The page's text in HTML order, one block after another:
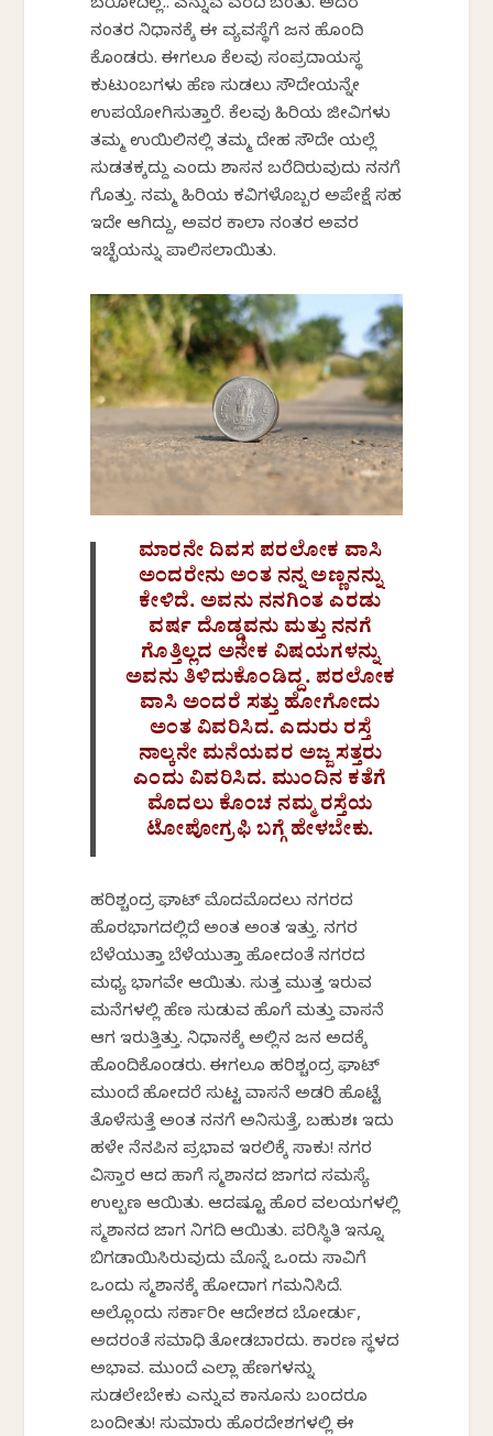
ಬರೋದಿಲ್ಲ.. ಎನ್ನುವ ವರದಿ ಬಂತು. ಅದರ
ನಂತರ ನಿಧಾನಕ್ಕೆ ಈ ವ್ಯವಸ್ಥೆಗೆ ಜನ ಹೊಂದಿ
ಕೊಂಡರು. ಈಗಲೂ ಕೆಲವು ಸಂಪ್ರದಾಯಸ್ಥ
ಕುಟುಂಬಗಳು ಹೆಣ ಸುಡಲು ಸೌದೇಯನ್ನೇ
ಉಪಯೋಗಿಸುತ್ತಾರೆ. ಕೆಲವು ಹಿರಿಯ ಜೀವಿಗಳು
ತಮ್ಮ ಉಯಿಲಿನಲ್ಲಿ ತಮ್ಮ ದೇಹ ಸೌದೇ ಯಲ್ಲೆ
ಸುಡತಕ್ಕದ್ದು ಎಂದು ಶಾಸನ ಬರೆದಿರುವುದು ನನಗೆ
ಗೊತ್ತು. ನಮ್ಮ ಹಿರಿಯ ಕವಿಗಳೊಬ್ಬರ ಅಪೇಕ್ಷೆ ಸಹ
ಇದೇ ಆಗಿದ್ದು, ಅವರ ಕಾಲಾ ನಂತರ ಅವರ
ಇಚ್ಛೆಯನ್ನು ಪಾಲಿಸಲಾಯಿತು.
ಮಾರನೇ ದಿವಸ ಪರಲೋಕ ವಾಸಿ
ಅಂದರೇನು ಅಂತ ನನ್ನ ಅಣ್ಣನನ್ನು
ಕೇಳಿದೆ. ಅವನು ನನಗಿಂತ ಎರಡು
ವರ್ಷ ದೊಡ್ಡವನು ಮತ್ತು ನನಗೆ
ಗೊತ್ತಿಲ್ಲದ ಅನೇಕ ವಿಷಯಗಳನ್ನು
ಅವನು ತಿಳಿದುಕೊಂಡಿದ್ದ. ಪರಲೋಕ
ವಾಸಿ ಅಂದರೆ ಸತ್ತು ಹೋಗೋದು
ಅಂತ ವಿವರಿಸಿದ. ಎದುರು ರಸ್ತೆ
ನಾಲ್ಕನೇ ಮನೆಯವರ ಅಜ್ಜ ಸತ್ತರು
ಎಂದು ವಿವರಿಸಿದ. ಮುಂದಿನ ಕತೆಗೆ
ಮೊದಲು ಕೊಂಚ ನಮ್ಮ ರಸ್ತೆಯ
ಟೋಪೋಗ್ರಫಿ ಬಗ್ಗೆ ಹೇಳಬೇಕು.
ಹರಿಶ್ಚಂದ್ರ ಘಾಟ್ ಮೊದಮೊದಲು ನಗರದ
ಹೊರಭಾಗದಲ್ಲಿದೆ ಅಂತ ಅಂತ ಇತ್ತು. ನಗರ
ಬೆಳೆಯುತ್ತಾ ಬೆಳೆಯುತ್ತಾ ಹೋದಂತೆ ನಗರದ
ಮಧ್ಯ ಭಾಗವೇ ಆಯಿತು. ಸುತ್ತ ಮುತ್ತ ಇರುವ
ಮನೆಗಳಲ್ಲಿ ಹೆಣ ಸುಡುವ ಹೊಗೆ ಮತ್ತು ವಾಸನೆ
ಆಗ ಇರುತ್ತಿತ್ತು. ನಿಧಾನಕ್ಕೆ ಅಲ್ಲಿನ ಜನ ಅದಕ್ಕೆ
ಹೊಂದಿಕೊಂಡರು. ಈಗಲೂ ಹರಿಶ್ಚಂದ್ರ ಘಾಟ್
ಮುಂದೆ ಹೋದರೆ ಸುಟ್ಟ ವಾಸನೆ ಅಡರಿ ಹೊಟ್ಟೆ
ತೊಳೆಸುತ್ತೆ ಅಂತ ನನಗೆ ಅನಿಸುತ್ತೆ, ಬಹುಶಃ ಇದು
ಹಳೇ ನೆನಪಿನ ಪ್ರಭಾವ ಇರಲಿಕ್ಕೆ ಸಾಕು! ನಗರ
ವಿಸ್ತಾರ ಆದ ಹಾಗೆ ಸ್ಮಶಾನದ ಜಾಗದ ಸಮಸ್ಯೆ
ಉಲ್ಬಣ ಆಯಿತು. ಆದಷ್ಟೂ ಹೊರ ವಲಯಗಳಲ್ಲಿ
ಸ್ಮಶಾನದ ಜಾಗ ನಿಗದಿ ಆಯಿತು. ಪರಿಸ್ಥಿತಿ ಇನ್ನೂ
ಬಿಗಡಾಯಿಸಿರುವುದು ಮೊನ್ನೆ ಒಂದು ಸಾವಿಗೆ
ಒಂದು ಸ್ಮಶಾನಕ್ಕೆ ಹೋದಾಗ ಗಮನಿಸಿದೆ.
ಅಲ್ಲೊಂದು ಸರ್ಕಾರೀ ಆದೇಶದ ಬೋರ್ಡು,
ಅದರಂತೆ ಸಮಾಧಿ ತೋಡಬಾರದು. ಕಾರಣ ಸ್ಥಳದ
ಅಭಾವ. ಮುಂದೆ ಎಲ್ಲಾ ಹೆಣಗಳನ್ನು
ಸುಡಲೇಬೇಕು ಎನ್ನುವ ಕಾನೂನು ಬಂದರೂ
ಬಂದೀತು! ಸುಮಾರು ಹೊರದೇಶಗಳಲ್ಲಿ ಈ